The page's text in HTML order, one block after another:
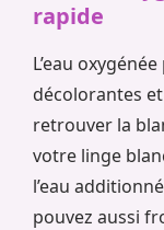
rapide
L’eau
décolorantes et
retrouver la
votre linge
l’eau
pouvez aussi